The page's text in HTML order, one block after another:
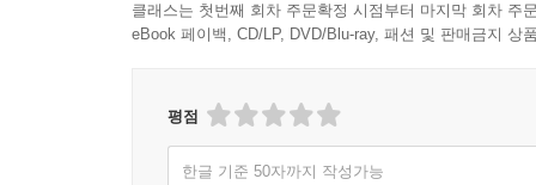
클래스는 첫번째 회차 주문확정 시점부터 마지막 회차 주
eBook 페이백, CD/LP, DVD/Blu-ray, 패션 및 판매금지 상
평점
한글 기준 50자까지 작성가능